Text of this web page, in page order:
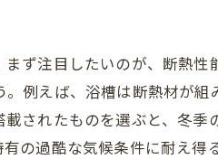
フォーム戦略
ず注目したいのが、断熱性
例えば、浴槽は断熱材が
されたものを選ぶと、冬
の過酷な気候条件に耐え得